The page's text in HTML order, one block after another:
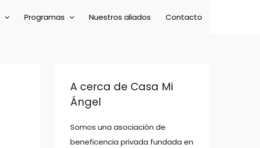
Programas Nuestros aliados Contacto
A cerca de Casa Mi
Ángel
Somos una asociación de
beneficencia privada fundada en